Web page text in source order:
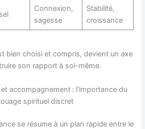
Connexion,
sagesse
Stabilité,
croissance
bien choisi et compris, devient un axe
son rapport à soi-même.
accompagnement : l’importance du
spirituel discret
se résume à un plan rapide entre le